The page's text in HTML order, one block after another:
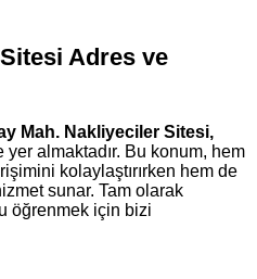
Adres ve
Mah. Nakliyeciler Sitesi,
yer almaktadır. Bu konum, hem
kolaylaştırırken hem de
sunar. Tam olarak
öğrenmek için bizi